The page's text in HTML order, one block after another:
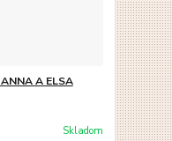
A ELSA
Skladom